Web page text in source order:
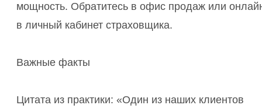
мощность. Обратитесь в офис продаж или
в личный кабинет страховщика.
Важные факты
Цитата из практики: «Один из наших клиентов